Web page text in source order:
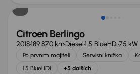
Citroen Berlingo
2018189 870 kmDiesel1.5 BlueHDi75 kW
Po prvním majiteli Servisní knížka
1.5 BlueHDi
+5 dalších